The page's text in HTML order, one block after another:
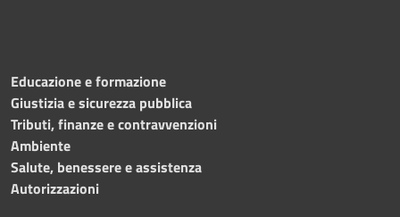
Educazione e formazione
Giustizia e sicurezza pubblica
Tributi, finanze e contravvenzioni
Ambiente
Salute, benessere e assistenza
Autorizzazioni